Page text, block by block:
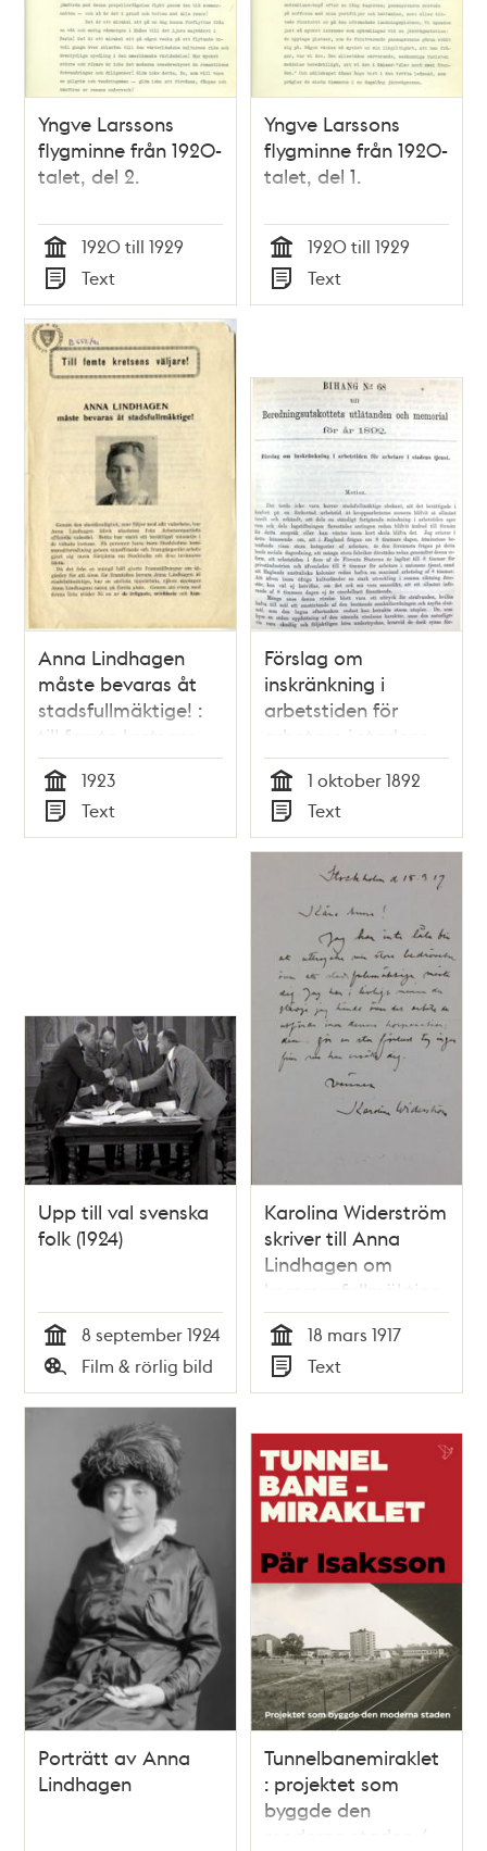
Yngve Larssons
flygminne från 1920-
talet, del 2.
Tid
1920 till 1929
Typ
Text
Yngve Larssons
flygminne från 1920-
talet, del 1.
Tid
1920 till 1929
Typ
Text
Anna Lindhagen
måste bevaras åt
stadsfullmäktige! :
till femte kretsens
väljare
Tid
1923
Typ
Text
Förslag om
inskränkning i
arbetstiden för
arbetare i stadens
tjänst - Salomon
August Andrée 1892
Tid
1 oktober 1892
Typ
Text
Upp till val svenska
folk (1924)
Tid
8 september 1924
Typ
Film & rörlig bild
Karolina Widerström
skriver till Anna
Lindhagen om
kommunfullmäktige
Tid
18 mars 1917
Typ
Text
Porträtt av Anna
Lindhagen
Tunnelbanemiraklet
: projektet som
byggde den
moderna staden /